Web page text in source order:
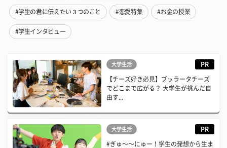
#学生の君に伝えたい３つのこと #恋愛特集 #お金の授業
#学生インタビュー
大学生活 PR
【チーズ好き必見】ブッラータチーズ
でどこまで広がる？ 大学生が挑んだ自
由す...
大学生活 PR
#ぎゅ〜〜にゅー！学生の発想から生ま